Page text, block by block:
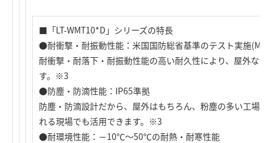
■「LT-WMT10*D」シリーズの特長
●耐衝撃・耐振動性能：米国国防総省基準のテスト実施(MIL
耐衝撃・耐落下・耐振動性能の高い耐久性により、屋外な
す。※3
●防塵・防滴性能：IP65準拠
防塵・防滴設計だから、屋外はもちろん、粉塵の多い工場
れる現場でも活用できます。※3
●耐環境性能：－10℃～50℃の耐熱・耐寒性能